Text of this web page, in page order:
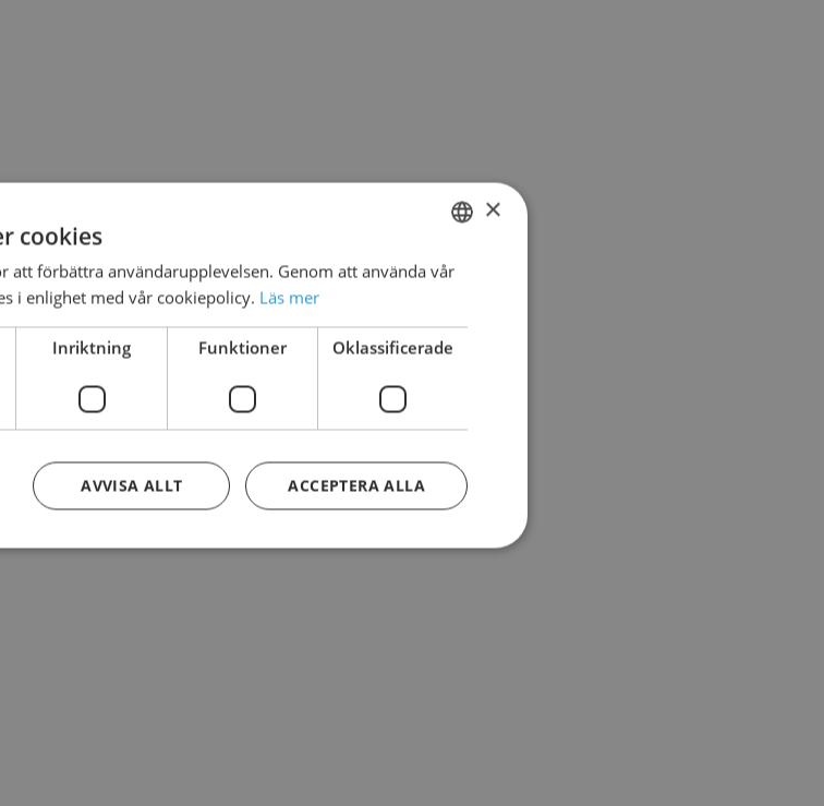
SWEDISH
×
cookies
att förbättra användarupplevelsen. Genom att använda vår
i enlighet med vår cookiepolicy. Läs mer
Inriktning Funktioner Oklassificerade
ACCEPTERA ALLA
AVVISA ALLT